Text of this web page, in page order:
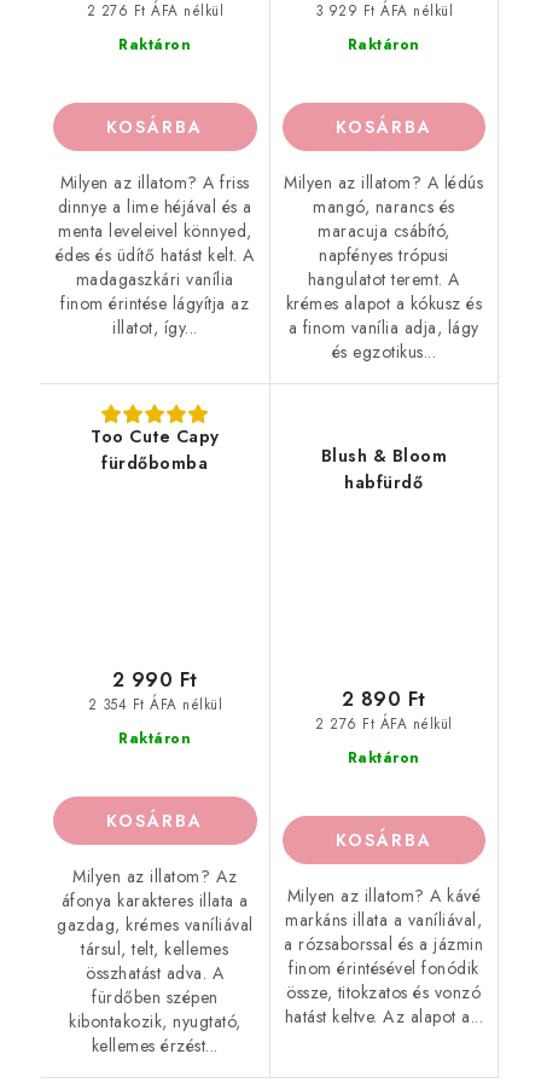
Raktáron
2 276 Ft ÁFA nélkül
KOSÁRBA
Milyen az illatom? A friss
dinnye a lime héjával és a
menta leveleivel könnyed,
édes és üdítő hatást kelt. A
madagaszkári vanília
finom érintése lágyítja az
illatot, így...
Raktáron
3 929 Ft ÁFA nélkül
KOSÁRBA
Milyen az illatom? A lédús
mangó, narancs és
maracuja csábító,
napfényes trópusi
hangulatot teremt. A
krémes alapot a kókusz és
a finom vanília adja, lágy
és egzotikus...
Too Cute Capy
fürdőbomba
Raktáron
2 354 Ft ÁFA nélkül
2 990 Ft
KOSÁRBA
Milyen az illatom? Az
áfonya karakteres illata a
gazdag, krémes vaníliával
társul, telt, kellemes
összhatást adva. A
fürdőben szépen
kibontakozik, nyugtató,
kellemes érzést...
Blush & Bloom
habfürdő
Raktáron
2 276 Ft ÁFA nélkül
2 890 Ft
KOSÁRBA
Milyen az illatom? A kávé
markáns illata a vaníliával,
a rózsaborssal és a jázmin
finom érintésével fonódik
össze, titokzatos és vonzó
hatást keltve. Az alapot a...